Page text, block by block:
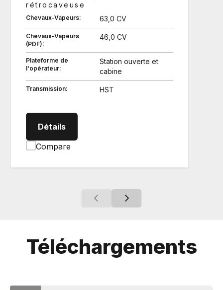
rétrocaveuse
Chevaux-Vapeurs: 63,0 CV
Chevaux-Vapeurs
(PDF):
46,0 CV
Plateforme de
l'opérateur:
Station ouverte et
cabine
Transmission: HST
DétailsM62 Tracteurs chargeurs
Compare
Téléchargements